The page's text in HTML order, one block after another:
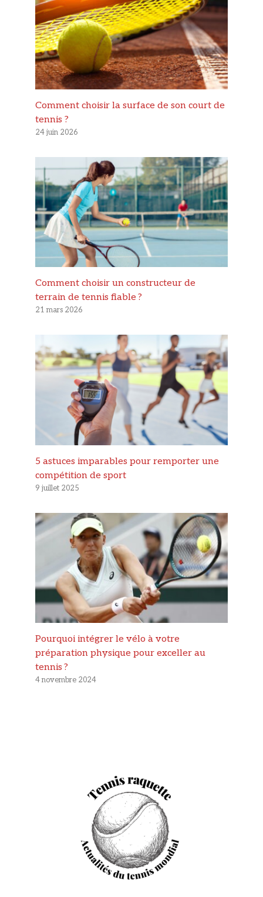
Comment choisir la surface de son court de
tennis ?
24 juin 2026
Comment choisir un constructeur de
terrain de tennis fiable ?
21 mars 2026
5 astuces imparables pour remporter une
compétition de sport
9 juillet 2025
Pourquoi intégrer le vélo à votre
préparation physique pour exceller au
tennis ?
4 novembre 2024